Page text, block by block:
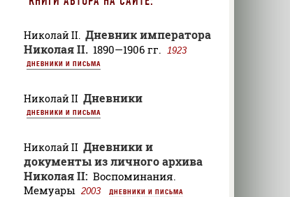
Николай II. Дневник императора
Николая II. 1890—1906 гг. 1923
ДНЕВНИКИ И ПИСЬМА
Николай II Дневники
ДНЕВНИКИ И ПИСЬМА
Николай II Дневники и
документы из личного архива
Николая II: Воспоминания.
Мемуары 2003 ДНЕВНИКИ И ПИСЬМА